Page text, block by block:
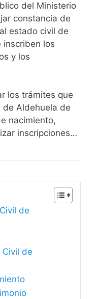
del Ministerio
constancia de
estado civil de
inscriben los
y los
los trámites que
de Aldehuela de
nacimiento,
inscripciones…
de
de